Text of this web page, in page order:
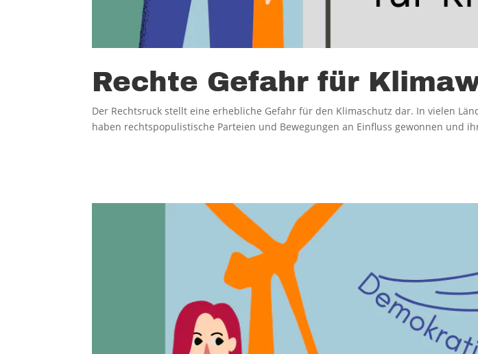
Rechte Gefahr für
Der Rechtsruck stellt eine erhebliche Gefahr für den Klimaschutz dar. In vielen
haben rechtspopulistische Parteien und Bewegungen an Einfluss gewonnen und